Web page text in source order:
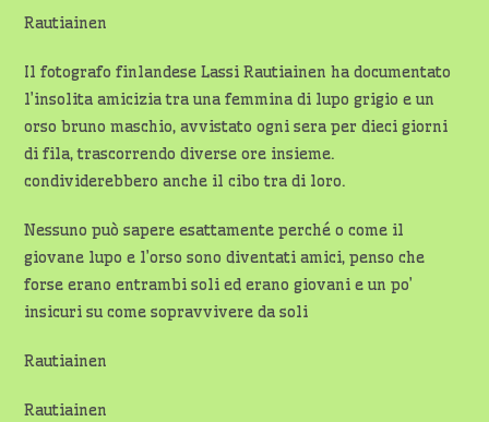
Rautiainen
Il fotografo finlandese Lassi Rautiainen ha documentato
l’insolita amicizia tra una femmina di lupo grigio e un
orso bruno maschio, avvistato ogni sera per dieci giorni
di fila, trascorrendo diverse ore insieme.
condividerebbero anche il cibo tra di loro.
Nessuno può sapere esattamente perché o come il
giovane lupo e l’orso sono diventati amici, penso che
forse erano entrambi soli ed erano giovani e un po’
insicuri su come sopravvivere da soli
Rautiainen
Rautiainen